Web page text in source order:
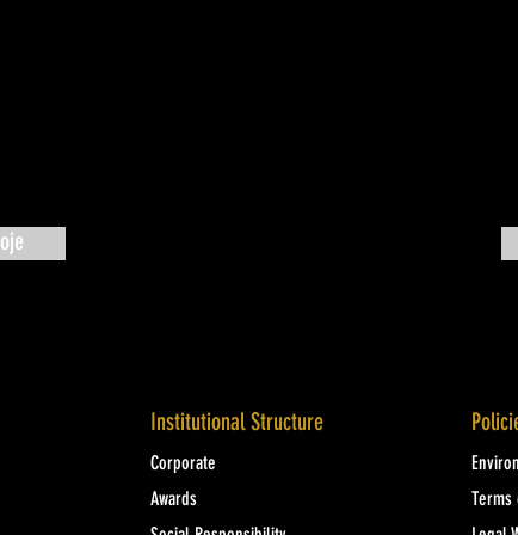
Institutional Structure
Corporate
Awards